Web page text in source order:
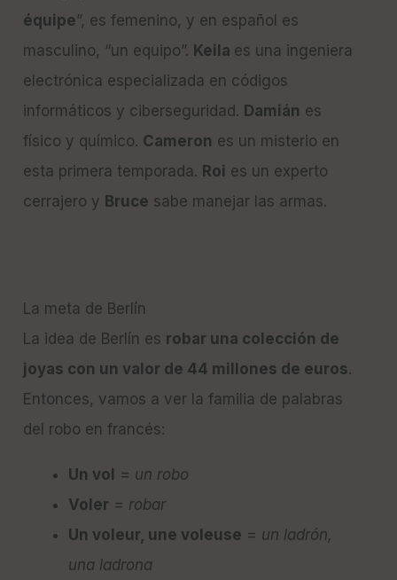
équipe”, es femenino, y en español es
masculino, “un equipo”. Keila es una ingeniera
electrónica especializada en códigos
informáticos y ciberseguridad. Damián es
físico y químico. Cameron es un misterio en
esta primera temporada. Roi es un experto
cerrajero y Bruce sabe manejar las armas.
La meta de Berlín
La idea de Berlín es robar una colección de
joyas con un valor de 44 millones de euros.
Entonces, vamos a ver la familia de palabras
del robo en francés:
Un vol = un robo
Voler = robar
Un voleur, une voleuse = un ladrón,
una ladrona